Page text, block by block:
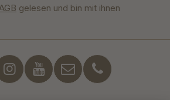
gelesen und bin mit ihnen